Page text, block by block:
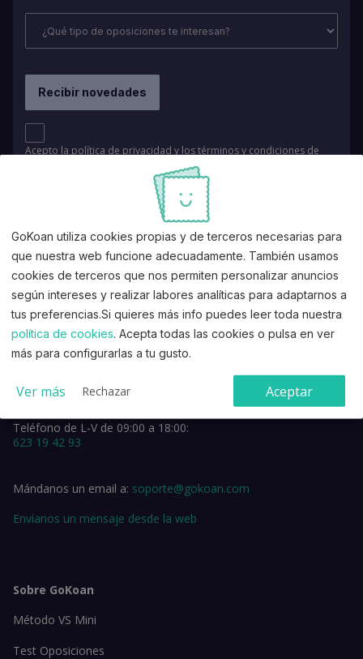
Acepto la política de privacidad y lostérminos y condiciones de
Queremos acompañarte en el estudio de tu oposición.
Contacta con nosotros
Teléfono de L-V de 09:00 a 18:00:
623 19 42 93
Mándanos un email a: soporte@gokoan.com
Envíanos un mensaje desde la web
Sobre GoKoan
Método VS Mini
Test Oposiciones
GoKoan utiliza cookies propias y de terceros necesarias para
que nuestra web funcione adecuadamente. También usamos
cookies de terceros que nos permiten personalizar anuncios
según intereses y realizar labores analíticas para adaptarnos a
tus preferencias.Si quieres más info puedes leer toda nuestra
política de cookies. Acepta todas las cookies o pulsa en ver
más para configurarlas a tu gusto.
Ver más Rechazar Aceptar